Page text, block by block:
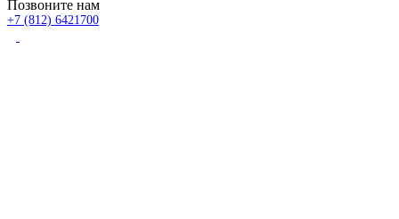
Позвоните нам
+7 (812) 6421700